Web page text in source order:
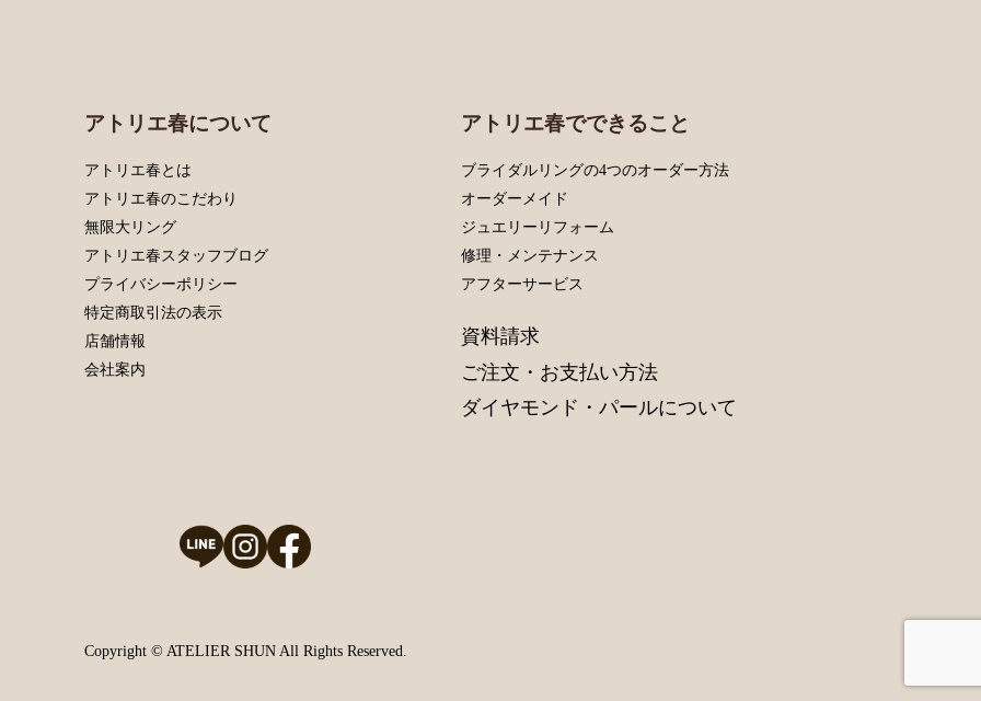
アトリエ春について
アトリエ春とは
アトリエ春のこだわり
無限大リング
アトリエ春スタッフブログ
プライバシーポリシー
特定商取引法の表示
店舗情報
会社案内
アトリエ春でできること
ブライダルリングの4つのオーダー方法
オーダーメイド
ジュエリーリフォーム
修理・メンテナンス
アフターサービス
資料請求
ご注文・お支払い方法
ダイヤモンド・パールについて
Copyright © ATELIER SHUN All Rights Reserved.